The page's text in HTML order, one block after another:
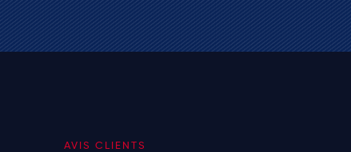
AVIS CLIENTS